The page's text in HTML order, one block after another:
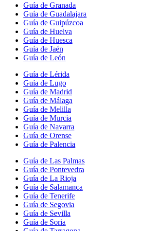
Guía de Granada
Guía de Guadalajara
Guía de Guipúzcoa
Guía de Huelva
Guía de Huesca
Guía de Jaén
Guía de León
Guía de Lérida
Guía de Lugo
Guía de Madrid
Guía de Málaga
Guía de Melilla
Guía de Murcia
Guía de Navarra
Guía de Orense
Guía de Palencia
Guía de Las Palmas
Guía de Pontevedra
Guía de La Rioja
Guía de Salamanca
Guía de Tenerife
Guía de Segovia
Guía de Sevilla
Guía de Soria